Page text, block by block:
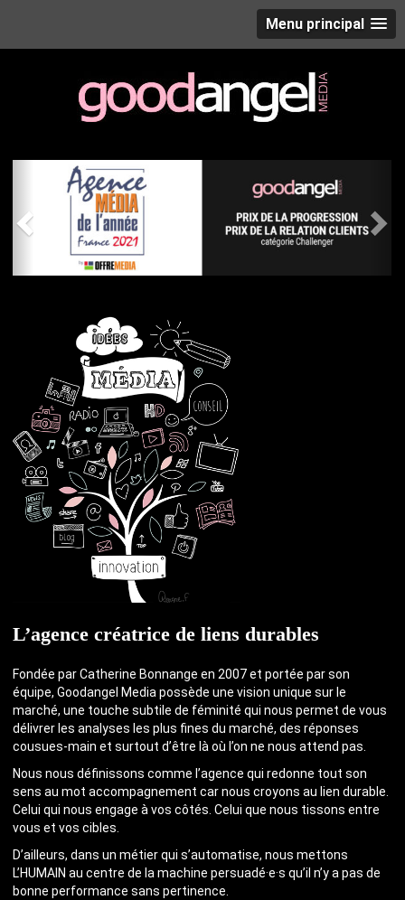
Menu principal
L’agence créatrice de liens durables
Fondée par Catherine Bonnange en 2007 et portée par son
équipe, Goodangel Media possède une vision unique sur le
marché, une touche subtile de féminité qui nous permet de vous
délivrer les analyses les plus fines du marché, des réponses
cousues-main et surtout d’être là où l’on ne nous attend pas.
Nous nous définissons comme l’agence qui redonne tout son
sens au mot accompagnement car nous croyons au lien durable.
Celui qui nous engage à vos côtés. Celui que nous tissons entre
vous et vos cibles.
D’ailleurs, dans un métier qui s’automatise, nous mettons
L’HUMAIN au centre de la machine persuadé·e·s qu’il n’y a pas de
bonne performance sans pertinence.